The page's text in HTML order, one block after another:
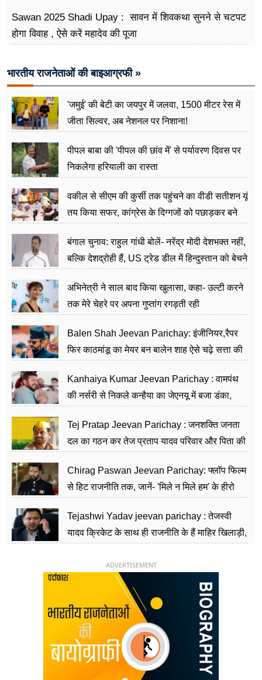
Sawan 2025 Shadi Upay : सावन में शिवकथा सुनने से चटपट
होगा विवाह , ऐसे करें महादेव की पूजा
भारतीय राजनेताओं की बाइआग्रफी »
'जमुई' की बेटी का जयपुर में जलवा, 1500 मीटर रेस में
जीता सिल्वर, अब नेशनल पर निशाना!
पीपल बाबा की 'पीपल की छांव में' से पर्यावरण दिवस पर
निकलेगा हरियाली का रास्ता
वकील से सीएम की कुर्सी तक पहुंचने का वीडी सतीशन यूं
तय किया सफर, कांग्रेस के दिग्गजों को पछाड़कर बने
बंगाल चुनाव: राहुल गांधी बोलें- नरेंद्र मोदी देशभक्त नहीं,
बल्कि देशद्रोही हैं, US ट्रेड डील में हिन्दुस्तान को बेचने
अभिनेत्री ने साल बाद किया खुलासा, कहा- उल्टी करने
तक मेरे चेहरे पर अपना गुप्तांग रगड़ती रही
Balen Shah Jeevan Parichay: इंजीनियर,रैपर
फिर काठमांडू का मेयर बन बालेन शाह ऐसे चढ़े सत्ता की
Kanhaiya Kumar Jeevan Parichay : वामपंथ
की नर्सरी से निकले कन्हैया का जेएनयू में बजा डंका,
Tej Pratap Jeevan Parichay : जनशक्ति जनता
दल का गठन कर तेज प्रताप यादव परिवार और पिता की
Chirag Paswan Jeevan Parichay: फ्लॉप फिल्म
से हिट राजनीति तक, जानें- 'मिले न मिले हम' के हीरो
Tejashwi Yadav jeevan parichay : तेजस्वी
यादव क्रिकेट के साथ ही राजनीति के हैं माहिर खिलाड़ी,
ADVERTISEMENT